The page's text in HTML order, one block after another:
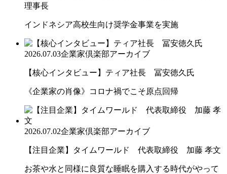
理事長
インドネシア高校生向け奨学金事業を実施
2026.07.03企業家倶楽部アーカイブ
【核心インタビュー】ティア社長 冨安徳久氏
《企業家の肖像》コロナ禍でこそ原点回帰
2026.07.02企業家倶楽部アーカイブ
【注目企業】タイムワールド 代表取締役 加藤 孝文
お茶や水と同様に良質な睡眠を購入する時代がやって